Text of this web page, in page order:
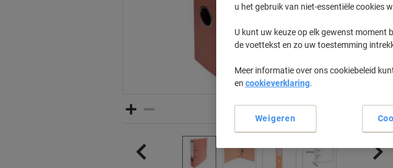
u het gebruik van niet-essentiële cookies
U kunt uw keuze op elk gewenst moment
de voettekst en zo uw toestemming
Meer informatie over ons cookiebeleid
en cookieverklaring.
Weigeren